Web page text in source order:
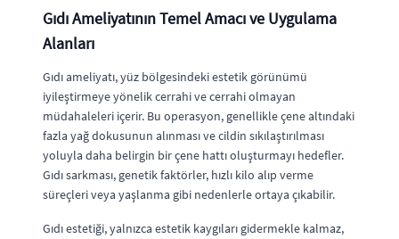
Gıdı Ameliyatının Temel Amacı ve Uygulama
Alanları
Gıdı ameliyatı, yüz bölgesindeki estetik görünümü
iyileştirmeye yönelik cerrahi ve cerrahi olmayan
müdahaleleri içerir. Bu operasyon, genellikle çene altındaki
fazla yağ dokusunun alınması ve cildin sıkılaştırılması
yoluyla daha belirgin bir çene hattı oluşturmayı hedefler.
Gıdı sarkması, genetik faktörler, hızlı kilo alıp verme
süreçleri veya yaşlanma gibi nedenlerle ortaya çıkabilir.
Gıdı estetiği, yalnızca estetik kaygıları gidermekle kalmaz,